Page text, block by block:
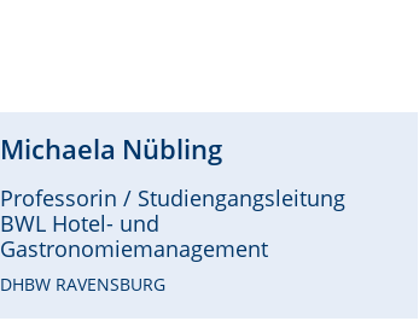
Michaela Nübling
Professorin / Studiengangsleitung
BWL Hotel- und
Gastronomiemanagement
DHBW RAVENSBURG